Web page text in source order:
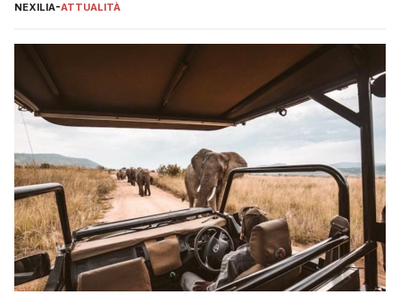
sul […]
NEXILIA-ATTUALITÀ